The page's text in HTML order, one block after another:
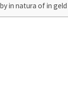
in natura of in geld